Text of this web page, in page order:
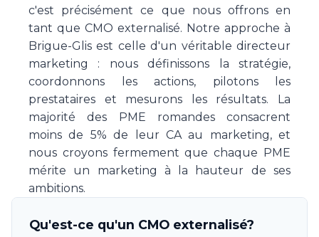
c'est précisément ce que nous offrons en
tant que CMO externalisé. Notre approche à
Brigue-Glis est celle d'un véritable directeur
marketing : nous définissons la stratégie,
coordonnons les actions, pilotons les
prestataires et mesurons les résultats. La
majorité des PME romandes consacrent
moins de 5% de leur CA au marketing, et
nous croyons fermement que chaque PME
mérite un marketing à la hauteur de ses
ambitions.
Qu'est-ce qu'un CMO externalisé?